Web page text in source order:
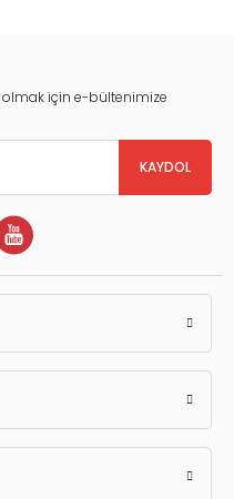
için e-bültenimize
KAYDOL